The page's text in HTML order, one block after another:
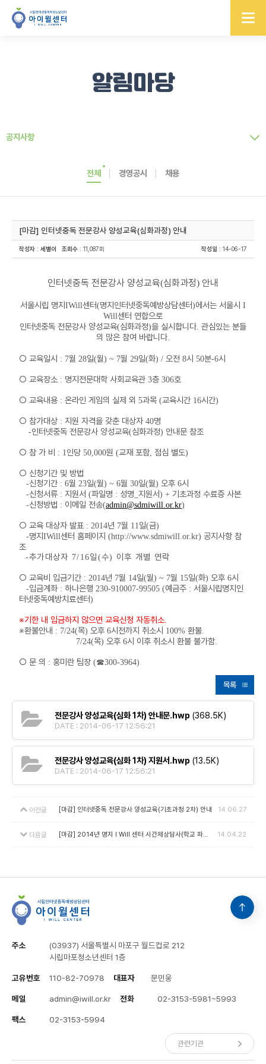
알림마당
공지사항
전체 경영공시 채용
[마감] 인터넷중독 전문강사 양성교육(심화과정) 안내
작성자 : 세별이 조회수 : 11,087회 작성일 : 14-06-17
인터넷중독 전문강사 양성교육(심화과정) 안내
서울시립 명지IWill센터(명지인터넷중독예방상담센터)에서는 서울시 I
Will센터 연합으로
인터넷중독 전문강사 양성교육(심화과정)을 실시합니다 관심있는 분들
의 많은 참여 바랍니다
○ 교육일시 : 7월 28일(월) ~ 7월 29일(화) / 오전 8시 50분-6시
○ 교육장소 : 명지전문대학 사회교육관 3층 306호
○ 교육내용 : 온라인 게임의 실제 외 5과목 (교육시간 16시간)
○ 참가대상 : 지원 자격을 갖춘 대상자 40명
-인터넷중독 전문강사 양성교육(심화과정) 안내문 참조
○ 참 가 비 : 1인당 50,000원 (교재 포함 점심 별도)
○ 신청기간 및 방법
-신청기간 : 6월 23일(월) ~ 6월 30일(월) 오후 6시
-신청서류 : 지원서 (파일명 : 성명 지원서) + 기초과정 수료증 사본
-신청방법 : 이메일 전송(admin@sdmiwill.or.kr)
○ 교육 대상자 발표 : 2014년 7월 11일(금)
-명지IWill센터 홈페이지 (http://www.sdmiwill.or.kr) 공지사항 참
조
-추가대상자 7/16일(수) 이후 개별 연락
○ 교육비 입금기간 : 2014년 7월 14일(월) ~ 7월 15일(화) 오후 6시
-입금계좌 : 하나은행 230-910007-99505 (예금주 : 서울시립명지인
터넷중독예방치료센터)
※기한 내 입금하지 않으면 교육신청 자동취소
※환불안내 : 7/24(목) 오후 6시전까지 취소시 100% 환불
7/24(목) 오후 6시 이후 취소시 환불 불가함
○ 문 의 : 홍미란 팀장 (☎300-3964)
목록
전문강사 양성교육(심화 1차) 안내문.hwp (368.5K)
DATE : 2014-06-17 12:56:21
전문강사 양성교육(심화 1차) 지원서.hwp (13.5K)
DATE : 2014-06-17 12:56:21
이전글 [마감] 인터넷중독 전문강사 양성교육(기초과정 2차) 안내 14.06.27
다음글 [마감] 2014년 명지 I Will 센터 시간제상담사(학교 파견) 채용공고 14.04.22
주소
(03937) 서울특별시 마포구 월드컵로 212
시립마포청소년센터 1층
고유번호 110-82-70978 대표자 문민웅
메일 admin@iwill.or.kr 전화 02-3153-5981~5993
팩스 02-3153-5994